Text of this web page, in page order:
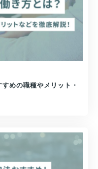
めの職種やメリット・